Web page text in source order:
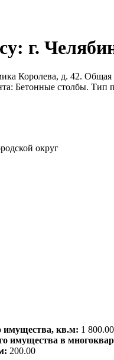
г.
Королева, д. 42.
Бетонные столбы.
округ
имущества, кв.м: 1 800.00
имущества в
200.00